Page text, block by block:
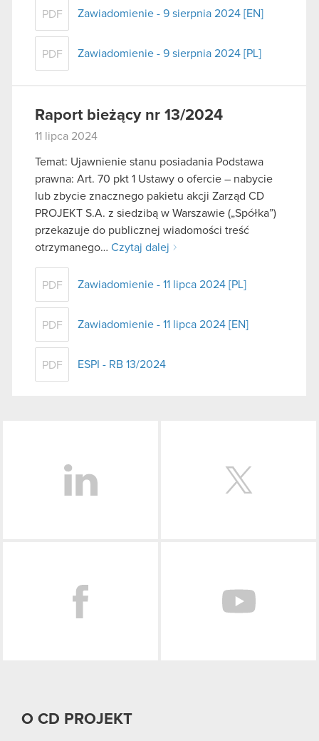
PDF Zawiadomienie - 9 sierpnia 2024 [EN]
PDF Zawiadomienie - 9 sierpnia 2024 [PL]
Raport bieżący nr 13/2024
11 lipca 2024
Temat: Ujawnienie stanu posiadania Podstawa
prawna: Art. 70 pkt 1 Ustawy o ofercie – nabycie
lub zbycie znacznego pakietu akcji Zarząd CD
PROJEKT S.A. z siedzibą w Warszawie („Spółka”)
przekazuje do publicznej wiadomości treść
otrzymanego… Czytaj dalej
PDF Zawiadomienie - 11 lipca 2024 [PL]
PDF Zawiadomienie - 11 lipca 2024 [EN]
PDF ESPI - RB 13/2024
O CD PROJEKT